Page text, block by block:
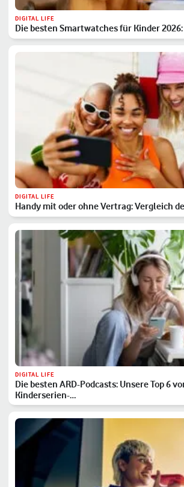
DIGITAL LIFE
Die besten Smartwatches für Kinder 2026:
DIGITAL LIFE
Handy mit oder ohne Vertrag: Vergleich
DIGITAL LIFE
Die besten ARD-Podcasts: Unsere Top 6
Kinderserien-…